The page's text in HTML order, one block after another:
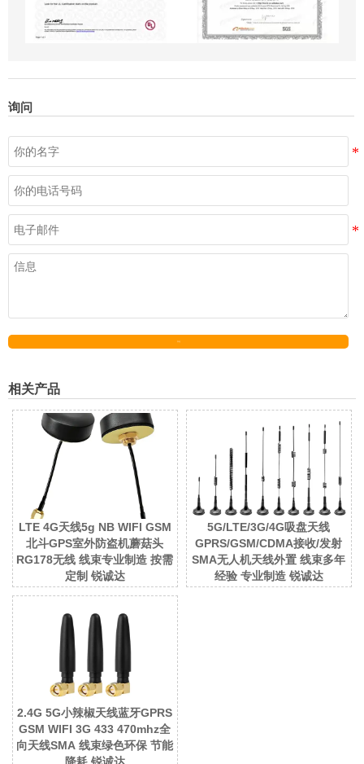
询问
相关产品
LTE 4G天线5g NB WIFI GSM
北斗GPS室外防盗机蘑菇头
RG178无线 线束专业制造 按需
定制 锐诚达
5G/LTE/3G/4G吸盘天线
GPRS/GSM/CDMA接收/发射
SMA无人机天线外置 线束多年
经验 专业制造 锐诚达
2.4G 5G小辣椒天线蓝牙GPRS
GSM WIFI 3G 433 470mhz全
向天线SMA 线束绿色环保 节能